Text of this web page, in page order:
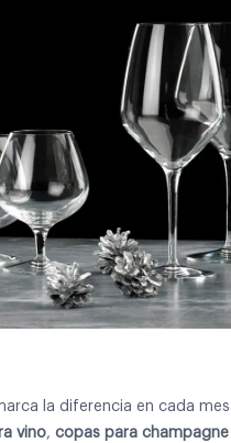
la diferencia en cada
vino, copas para champagne